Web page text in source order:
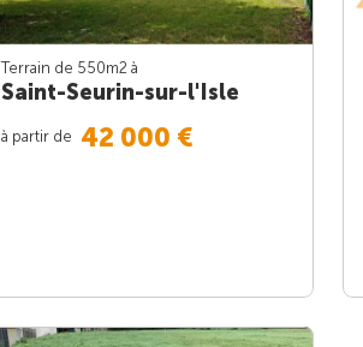
Terrain de 550m2 à
Saint-Seurin-sur-l'Isle
à partir de 42 000 €